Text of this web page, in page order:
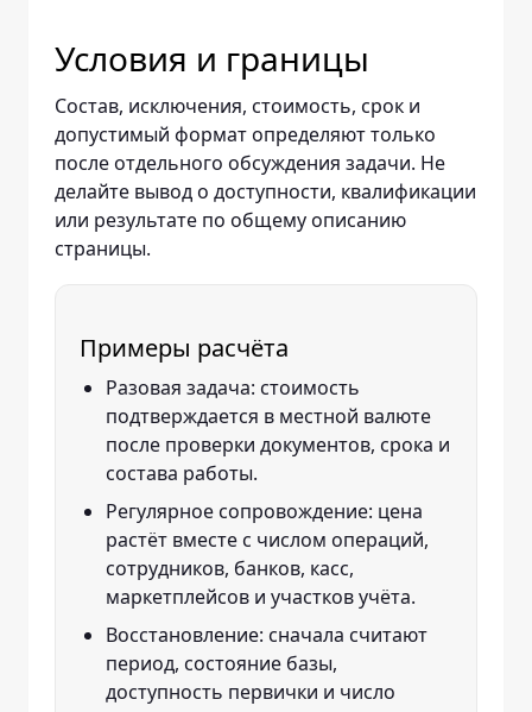
Условия и границы
Состав, исключения, стоимость, срок и
допустимый формат определяют только
после отдельного обсуждения задачи. Не
делайте вывод о доступности, квалификации
или результате по общему описанию
страницы.
Примеры расчёта
Разовая задача: стоимость
подтверждается в местной валюте
после проверки документов, срока и
состава работы.
Регулярное сопровождение: цена
растёт вместе с числом операций,
сотрудников, банков, касс,
маркетплейсов и участков учёта.
Восстановление: сначала считают
период, состояние базы,
доступность первички и число